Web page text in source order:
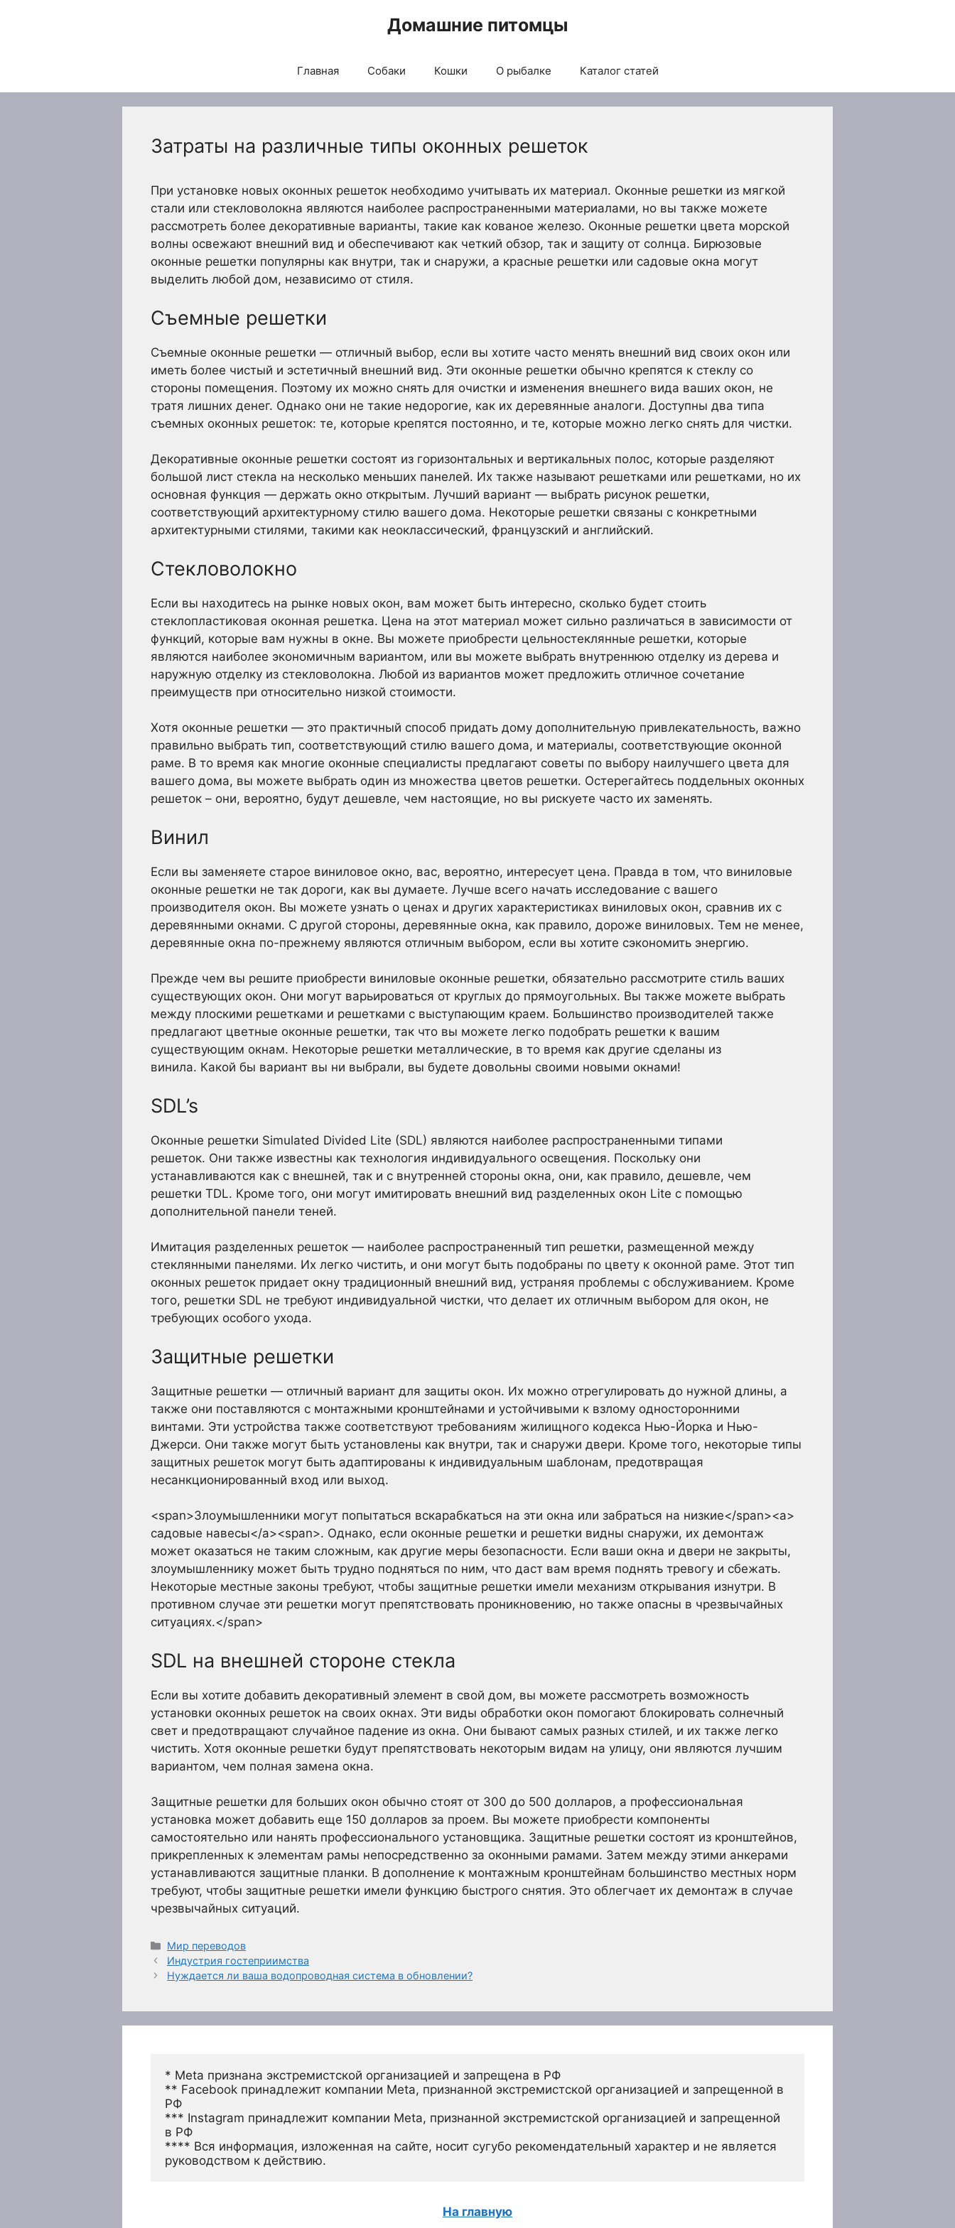
Домашние питомцы
Главная Собаки Кошки О рыбалке Каталог статей
Затраты на различные типы оконных решеток
При установке новых оконных решеток необходимо учитывать их материал. Оконные решетки из мягкой
стали или стекловолокна являются наиболее распространенными материалами, но вы также можете
рассмотреть более декоративные варианты, такие как кованое железо. Оконные решетки цвета морской
волны освежают внешний вид и обеспечивают как четкий обзор, так и защиту от солнца. Бирюзовые
оконные решетки популярны как внутри, так и снаружи, а красные решетки или садовые окна могут
выделить любой дом, независимо от стиля.
Съемные решетки
Съемные оконные решетки — отличный выбор, если вы хотите часто менять внешний вид своих окон или
иметь более чистый и эстетичный внешний вид. Эти оконные решетки обычно крепятся к стеклу со
стороны помещения. Поэтому их можно снять для очистки и изменения внешнего вида ваших окон, не
тратя лишних денег. Однако они не такие недорогие, как их деревянные аналоги. Доступны два типа
съемных оконных решеток: те, которые крепятся постоянно, и те, которые можно легко снять для чистки.
Декоративные оконные решетки состоят из горизонтальных и вертикальных полос, которые разделяют
большой лист стекла на несколько меньших панелей. Их также называют решетками или решетками, но их
основная функция — держать окно открытым. Лучший вариант — выбрать рисунок решетки,
соответствующий архитектурному стилю вашего дома. Некоторые решетки связаны с конкретными
архитектурными стилями, такими как неоклассический, французский и английский.
Стекловолокно
Если вы находитесь на рынке новых окон, вам может быть интересно, сколько будет стоить
стеклопластиковая оконная решетка. Цена на этот материал может сильно различаться в зависимости от
функций, которые вам нужны в окне. Вы можете приобрести цельностеклянные решетки, которые
являются наиболее экономичным вариантом, или вы можете выбрать внутреннюю отделку из дерева и
наружную отделку из стекловолокна. Любой из вариантов может предложить отличное сочетание
преимуществ при относительно низкой стоимости.
Хотя оконные решетки — это практичный способ придать дому дополнительную привлекательность, важно
правильно выбрать тип, соответствующий стилю вашего дома, и материалы, соответствующие оконной
раме. В то время как многие оконные специалисты предлагают советы по выбору наилучшего цвета для
вашего дома, вы можете выбрать один из множества цветов решетки. Остерегайтесь поддельных оконных
решеток – они, вероятно, будут дешевле, чем настоящие, но вы рискуете часто их заменять.
Винил
Если вы заменяете старое виниловое окно, вас, вероятно, интересует цена. Правда в том, что виниловые
оконные решетки не так дороги, как вы думаете. Лучше всего начать исследование с вашего
производителя окон. Вы можете узнать о ценах и других характеристиках виниловых окон, сравнив их с
деревянными окнами. С другой стороны, деревянные окна, как правило, дороже виниловых. Тем не менее,
деревянные окна по-прежнему являются отличным выбором, если вы хотите сэкономить энергию.
Прежде чем вы решите приобрести виниловые оконные решетки, обязательно рассмотрите стиль ваших
существующих окон. Они могут варьироваться от круглых до прямоугольных. Вы также можете выбрать
между плоскими решетками и решетками с выступающим краем. Большинство производителей также
предлагают цветные оконные решетки, так что вы можете легко подобрать решетки к вашим
существующим окнам. Некоторые решетки металлические, в то время как другие сделаны из
винила. Какой бы вариант вы ни выбрали, вы будете довольны своими новыми окнами!
SDL’s
Оконные решетки Simulated Divided Lite (SDL) являются наиболее распространенными типами
решеток. Они также известны как технология индивидуального освещения. Поскольку они
устанавливаются как с внешней, так и с внутренней стороны окна, они, как правило, дешевле, чем
решетки TDL. Кроме того, они могут имитировать внешний вид разделенных окон Lite с помощью
дополнительной панели теней.
Имитация разделенных решеток — наиболее распространенный тип решетки, размещенной между
стеклянными панелями. Их легко чистить, и они могут быть подобраны по цвету к оконной раме. Этот тип
оконных решеток придает окну традиционный внешний вид, устраняя проблемы с обслуживанием. Кроме
того, решетки SDL не требуют индивидуальной чистки, что делает их отличным выбором для окон, не
требующих особого ухода.
Защитные решетки
Защитные решетки — отличный вариант для защиты окон. Их можно отрегулировать до нужной длины, а
также они поставляются с монтажными кронштейнами и устойчивыми к взлому односторонними
винтами. Эти устройства также соответствуют требованиям жилищного кодекса Нью-Йорка и Нью-
Джерси. Они также могут быть установлены как внутри, так и снаружи двери. Кроме того, некоторые типы
защитных решеток могут быть адаптированы к индивидуальным шаблонам, предотвращая
несанкционированный вход или выход.
<span>Злоумышленники могут попытаться вскарабкаться на эти окна или забраться на низкие</span><a>
садовые навесы</a><span>. Однако, если оконные решетки и решетки видны снаружи, их демонтаж
может оказаться не таким сложным, как другие меры безопасности. Если ваши окна и двери не закрыты,
злоумышленнику может быть трудно подняться по ним, что даст вам время поднять тревогу и сбежать.
Некоторые местные законы требуют, чтобы защитные решетки имели механизм открывания изнутри. В
противном случае эти решетки могут препятствовать проникновению, но также опасны в чрезвычайных
ситуациях.</span>
SDL на внешней стороне стекла
Если вы хотите добавить декоративный элемент в свой дом, вы можете рассмотреть возможность
установки оконных решеток на своих окнах. Эти виды обработки окон помогают блокировать солнечный
свет и предотвращают случайное падение из окна. Они бывают самых разных стилей, и их также легко
чистить. Хотя оконные решетки будут препятствовать некоторым видам на улицу, они являются лучшим
вариантом, чем полная замена окна.
Защитные решетки для больших окон обычно стоят от 300 до 500 долларов, а профессиональная
установка может добавить еще 150 долларов за проем. Вы можете приобрести компоненты
самостоятельно или нанять профессионального установщика. Защитные решетки состоят из кронштейнов,
прикрепленных к элементам рамы непосредственно за оконными рамами. Затем между этими анкерами
устанавливаются защитные планки. В дополнение к монтажным кронштейнам большинство местных норм
требуют, чтобы защитные решетки имели функцию быстрого снятия. Это облегчает их демонтаж в случае
чрезвычайных ситуаций.
Рубрики
Мир переводов
Индустрия гостеприимства
Нуждается ли ваша водопроводная система в обновлении?
* Meta признана экстремистской организацией и запрещена в РФ
** Facebook принадлежит компании Meta, признанной экстремистской организацией и запрещенной в
РФ
*** Instagram принадлежит компании Meta, признанной экстремистской организацией и запрещенной
в РФ
**** Вся информация, изложенная на сайте, носит сугубо рекомендательный характер и не является
руководством к действию.
На главную